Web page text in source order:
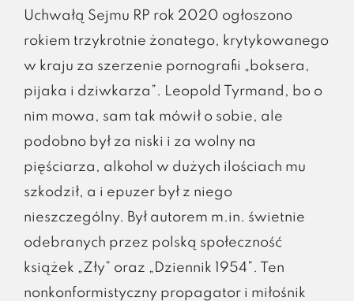
Uchwałą Sejmu RP rok 2020 ogłoszono
rokiem trzykrotnie żonatego, krytykowanego
w kraju za szerzenie pornografii „boksera,
pijaka i dziwkarza”. Leopold Tyrmand, bo o
nim mowa, sam tak mówił o sobie, ale
podobno był za niski i za wolny na
pięściarza, alkohol w dużych ilościach mu
szkodził, a i epuzer był z niego
nieszczególny. Był autorem m.in. świetnie
odebranych przez polską społeczność
książek „Zły” oraz „Dziennik 1954”. Ten
nonkonformistyczny propagator i miłośnik